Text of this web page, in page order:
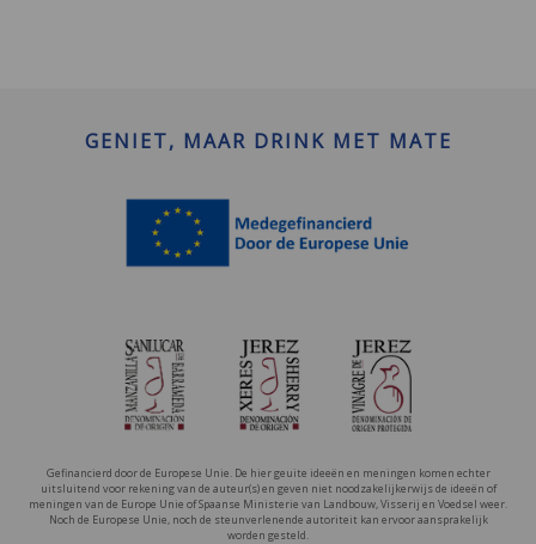
GENIET, MAAR DRINK MET MATE
Gefinancierd door de Europese Unie. De hier geuite ideeën en meningen komen echter
uitsluitend voor rekening van de auteur(s) en geven niet noodzakelijkerwijs de ideeën of
meningen van de Europe Unie of Spaanse Ministerie van Landbouw, Visserij en Voedsel weer.
Noch de Europese Unie, noch de steunverlenende autoriteit kan ervoor aansprakelijk
worden gesteld.